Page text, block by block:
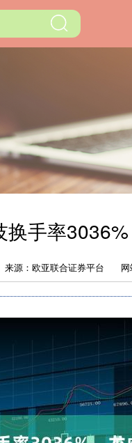
换手率
来源：欧亚联合证券平台